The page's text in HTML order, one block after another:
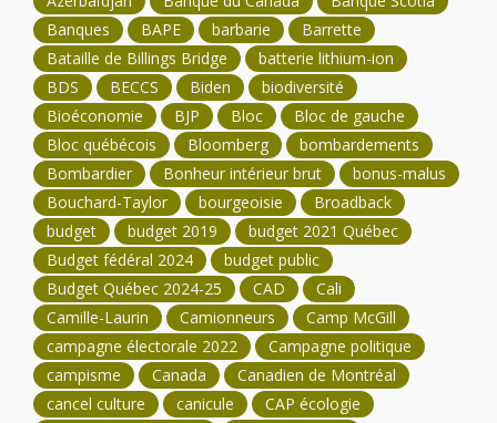
Banques
BAPE barbarie
Barrette
Bataille de Billings Bridge
batterie lithium-ion
BDS
BECCS Biden
biodiversité
Bioéconomie
BJP Bloc
Bloc de gauche
Bloc québécois
Bloomberg
bombardements
Bombardier
Bonheur intérieur brut
bonus-malus
Bouchard-Taylor
bourgeoisie
Broadback
budget
budget 2019
budget 2021 Québec
Budget fédéral 2024
budget public
Budget Québec 2024-25
CAD
Cali
Camille-Laurin
Camionneurs
Camp McGill
campagne électorale 2022
Campagne politique
campisme
Canada
Canadien de Montréal
cancel culture
canicule
CAP écologie